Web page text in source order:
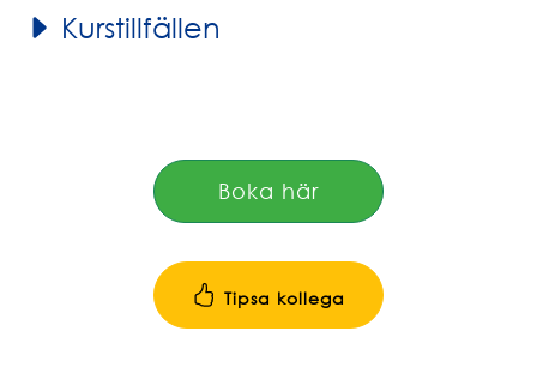
Kurstillfällen
Boka här
Tipsa kollega